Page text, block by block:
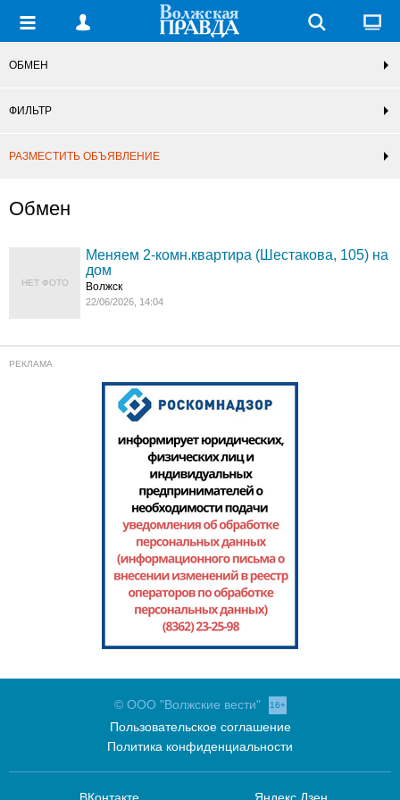
ОБМЕН
ФИЛЬТР
РАЗМЕСТИТЬ ОБЪЯВЛЕНИЕ
Обмен
НЕТ ФОТО
Меняем 2-комн.квартира (Шестакова, 105) на
дом
Волжск
22/06/2026, 14:04
© ООО "Волжские вести" 16+
Пользовательское соглашение
Политика конфиденциальности